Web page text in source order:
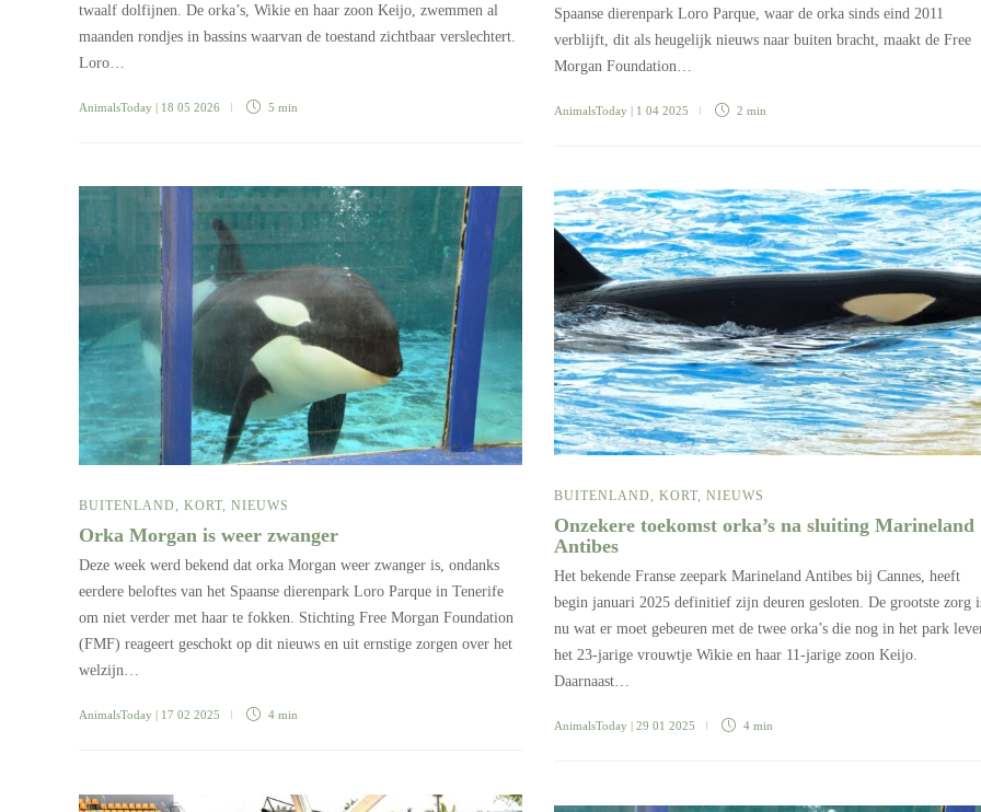
twaalf dolfijnen. De orka’s, Wikie en haar zoon Keijo, zwemmen al
maanden rondjes in bassins waarvan de toestand zichtbaar verslechtert.
Loro…
AnimalsToday | 18 05 2026 5 min
Spaanse dierenpark Loro Parque, waar de orka sinds eind 2011
verblijft, dit als heugelijk nieuws naar buiten bracht, maakt de Free
Morgan Foundation…
AnimalsToday | 1 04 2025 2 min
BUITENLAND, KORT, NIEUWS
Orka Morgan is weer zwanger
Deze week werd bekend dat orka Morgan weer zwanger is, ondanks
eerdere beloftes van het Spaanse dierenpark Loro Parque in Tenerife
om niet verder met haar te fokken. Stichting Free Morgan Foundation
(FMF) reageert geschokt op dit nieuws en uit ernstige zorgen over het
welzijn…
AnimalsToday | 17 02 2025 4 min
BUITENLAND KORT NIEUWS
Onzekere toekomst orka’s na sluiting Marineland
Antibes
Het bekende Franse zeepark Marineland Antibes bij Cannes, heeft
begin januari 2025 definitief zijn deuren gesloten. De grootste zorg
nu wat er moet gebeuren met de twee orka’s die nog in het park
het 23-jarige vrouwtje Wikie en haar 11-jarige zoon Keijo.
Daarnaast…
AnimalsToday | 29 01 2025 4 min